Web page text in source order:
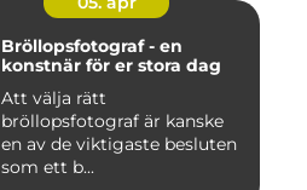
Bröllopsfotograf - en
konstnär för er stora dag
Att välja rätt
bröllopsfotograf är kanske
en av de viktigaste besluten
som ett b...